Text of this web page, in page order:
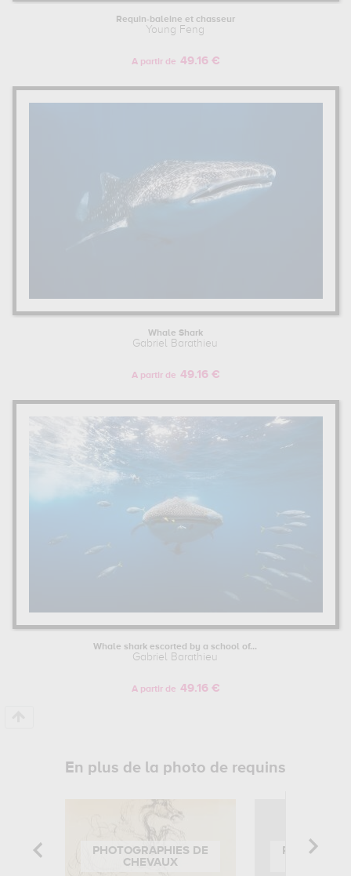
Requin-baleine et chasseur
Young Feng
A partir de 49.16 €
Whale Shark
Gabriel Barathieu
A partir de 49.16 €
Whale shark escorted by a school of...
Gabriel Barathieu
A partir de 49.16 €
En plus de la photo de requins
PHOTOGRAPHIES DE
CHEVAUX